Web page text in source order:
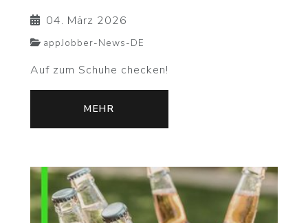
04. März 2026
appJobber-News-DE
Auf zum Schuhe checken!
MEHR